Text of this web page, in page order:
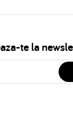
te la